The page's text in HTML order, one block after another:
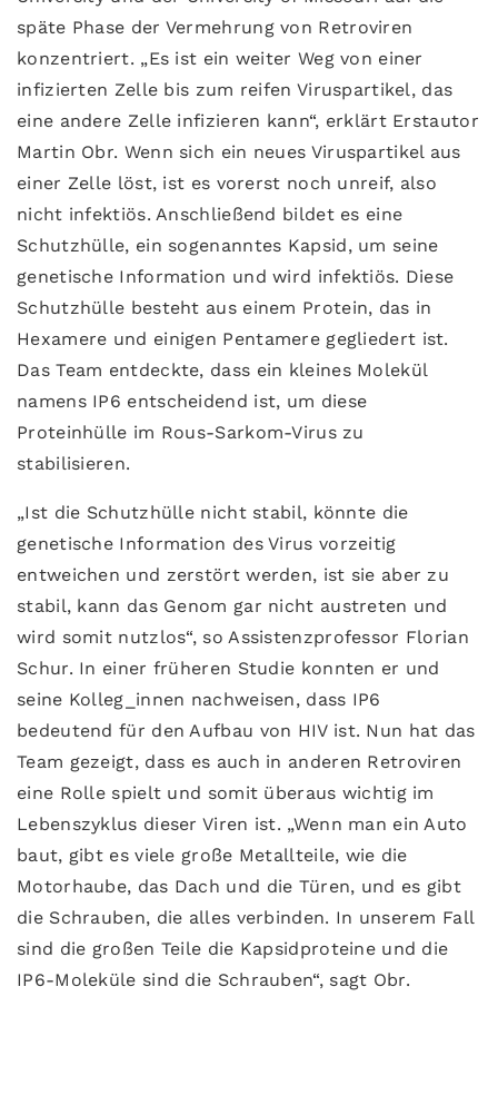
späte Phase der Vermehrung von Retroviren
konzentriert. „Es ist ein weiter Weg von einer
infizierten Zelle bis zum reifen Viruspartikel, das
eine andere Zelle infizieren kann“, erklärt Erstautor
Martin Obr. Wenn sich ein neues Viruspartikel aus
einer Zelle löst, ist es vorerst noch unreif, also
nicht infektiös. Anschließend bildet es eine
Schutzhülle, ein sogenanntes Kapsid, um seine
genetische Information und wird infektiös. Diese
Schutzhülle besteht aus einem Protein, das in
Hexamere und einigen Pentamere gegliedert ist.
Das Team entdeckte, dass ein kleines Molekül
namens IP6 entscheidend ist, um diese
Proteinhülle im Rous-Sarkom-Virus zu
stabilisieren.
„Ist die Schutzhülle nicht stabil, könnte die
genetische Information des Virus vorzeitig
entweichen und zerstört werden, ist sie aber zu
stabil, kann das Genom gar nicht austreten und
wird somit nutzlos“, so Assistenzprofessor Florian
Schur. In einer früheren Studie konnten er und
seine Kolleg_innen nachweisen, dass IP6
bedeutend für den Aufbau von HIV ist. Nun hat das
Team gezeigt, dass es auch in anderen Retroviren
eine Rolle spielt und somit überaus wichtig im
Lebenszyklus dieser Viren ist. „Wenn man ein Auto
baut, gibt es viele große Metallteile, wie die
Motorhaube, das Dach und die Türen, und es gibt
die Schrauben, die alles verbinden. In unserem Fall
sind die großen Teile die Kapsidproteine und die
IP6-Moleküle sind die Schrauben“, sagt Obr.